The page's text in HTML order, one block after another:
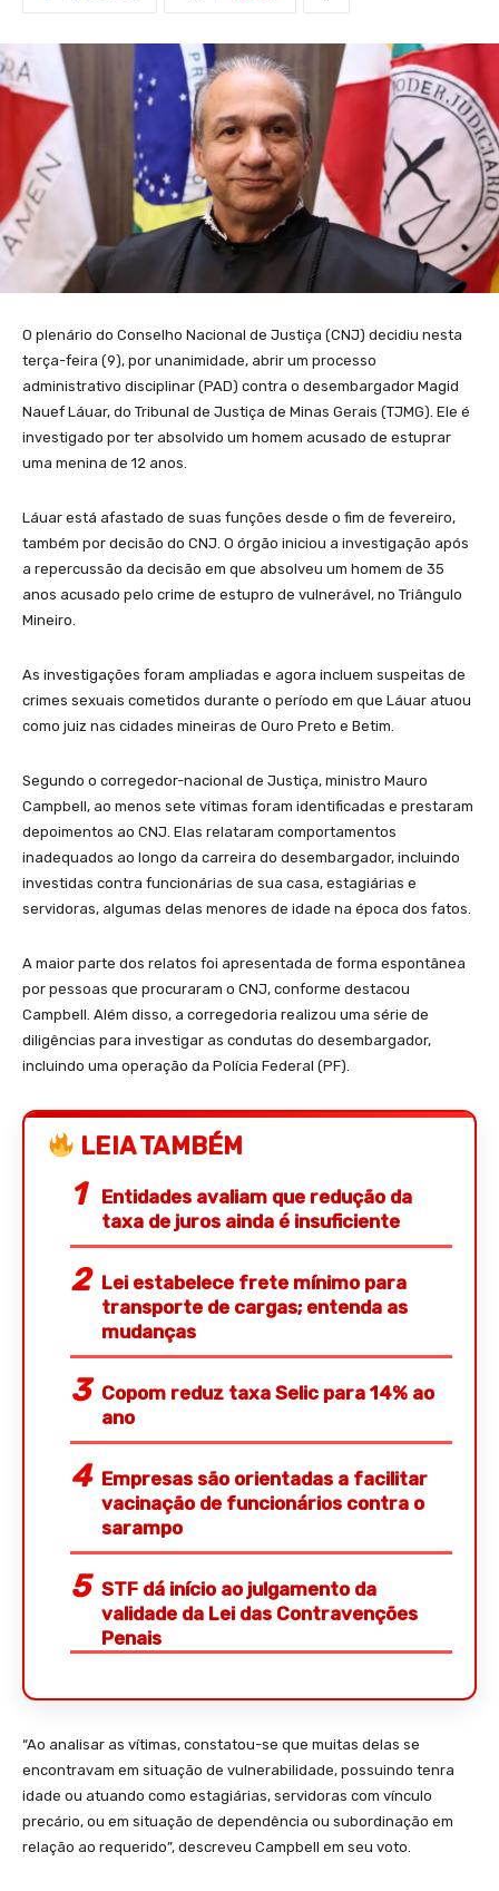
O plenário do Conselho Nacional de Justiça (CNJ) decidiu nesta
terça-feira (9), por unanimidade, abrir um processo
administrativo disciplinar (PAD) contra o desembargador Magid
Nauef Láuar, do Tribunal de Justiça de Minas Gerais (TJMG). Ele é
investigado por ter absolvido um homem acusado de estuprar
uma menina de 12 anos.
Láuar está afastado de suas funções desde o fim de fevereiro,
também por decisão do CNJ. O órgão iniciou a investigação após
a repercussão da decisão em que absolveu um homem de 35
anos acusado pelo crime de estupro de vulnerável, no Triângulo
Mineiro.
As investigações foram ampliadas e agora incluem suspeitas de
crimes sexuais cometidos durante o período em que Láuar atuou
como juiz nas cidades mineiras de Ouro Preto e Betim.
Segundo o corregedor-nacional de Justiça, ministro Mauro
Campbell, ao menos sete vítimas foram identificadas e prestaram
depoimentos ao CNJ. Elas relataram comportamentos
inadequados ao longo da carreira do desembargador, incluindo
investidas contra funcionárias de sua casa, estagiárias e
servidoras, algumas delas menores de idade na época dos fatos.
A maior parte dos relatos foi apresentada de forma espontânea
por pessoas que procuraram o CNJ, conforme destacou
Campbell. Além disso, a corregedoria realizou uma série de
diligências para investigar as condutas do desembargador,
incluindo uma operação da Polícia Federal (PF).
LEIA TAMBÉM
Entidades avaliam que redução da
taxa de juros ainda é insuficiente
Lei estabelece frete mínimo para
transporte de cargas; entenda as
mudanças
Copom reduz taxa Selic para 14% ao
ano
Empresas são orientadas a facilitar
vacinação de funcionários contra o
sarampo
STF dá início ao julgamento da
validade da Lei das Contravenções
Penais
“Ao analisar as vítimas, constatou-se que muitas delas se
encontravam em situação de vulnerabilidade, possuindo tenra
idade ou atuando como estagiárias, servidoras com vínculo
precário, ou em situação de dependência ou subordinação em
relação ao requerido”, descreveu Campbell em seu voto.